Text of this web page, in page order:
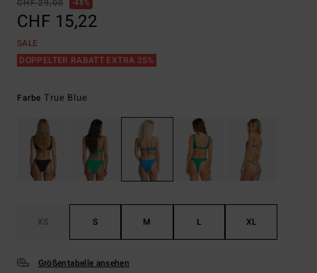
CHF 29,00
48%
CHF 15,22
SALE
DOPPELTER RABATT EXTRA 25%
FarbeTrue Blue
XS S M L XL
Größentabelle ansehen